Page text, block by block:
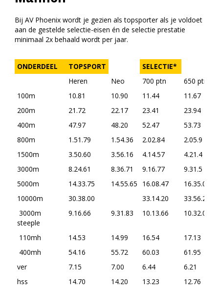
Bij AV Phoenix wordt je gezien als topsporter als je voldoet
aan de gestelde selectie-eisen én de selectie prestatie
minimaal 2x behaald wordt per jaar.
ONDERDEEL TOPSPORT
SELECTIE*
Heren
Neo 700 ptn 650 ptn
100m
10.81 10.90 11.44 11.67
200m
21.72 22.17 23.41 23.94
400m
47.97 48.20 52.47 53.73
800m
1.51.79 1.54.36 2.02.84 2.05.9
1500m
3.50.60 3.56.16 4.14.57 4.21.4
3000m
8.24.61 8.36.71 9.16.77 9.31.5
5000m
14.33.75 14.55.65 16.08.47 16.35.0
10000m
30.38.00 33.14.20 33.56.20
3000m
steeple
9.16.66 9.31.83 10.13.66 10.32.0
110mh 14.53 14.99 16.54 17.13
400mh
54.16 55.72 60.03 61.95
ver
7.15 7.00 6.44 6.21
hss
14.70 14.20 13.23 12.76